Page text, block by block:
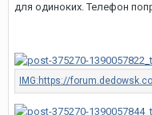
для одиноких. Телефон